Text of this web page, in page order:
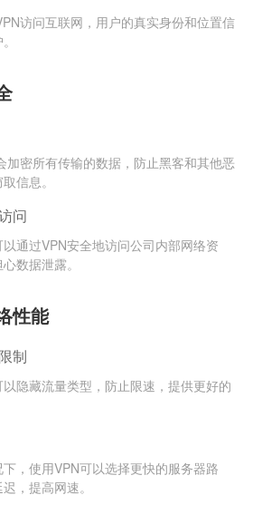
访问互联网，用户的真实身份和位置信
加密所有传输的数据，防止黑客和其他恶
信息。
问
通过VPN安全地访问公司内部网络资
数据泄露。
性能
制
隐藏流量类型，防止限速，提供更好的
，使用VPN可以选择更快的服务器路
，提高网速。